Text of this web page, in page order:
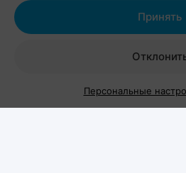
свободный.
Принять
Персональные